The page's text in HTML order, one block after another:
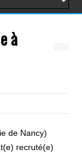
à
de Nancy)
recruté(e)